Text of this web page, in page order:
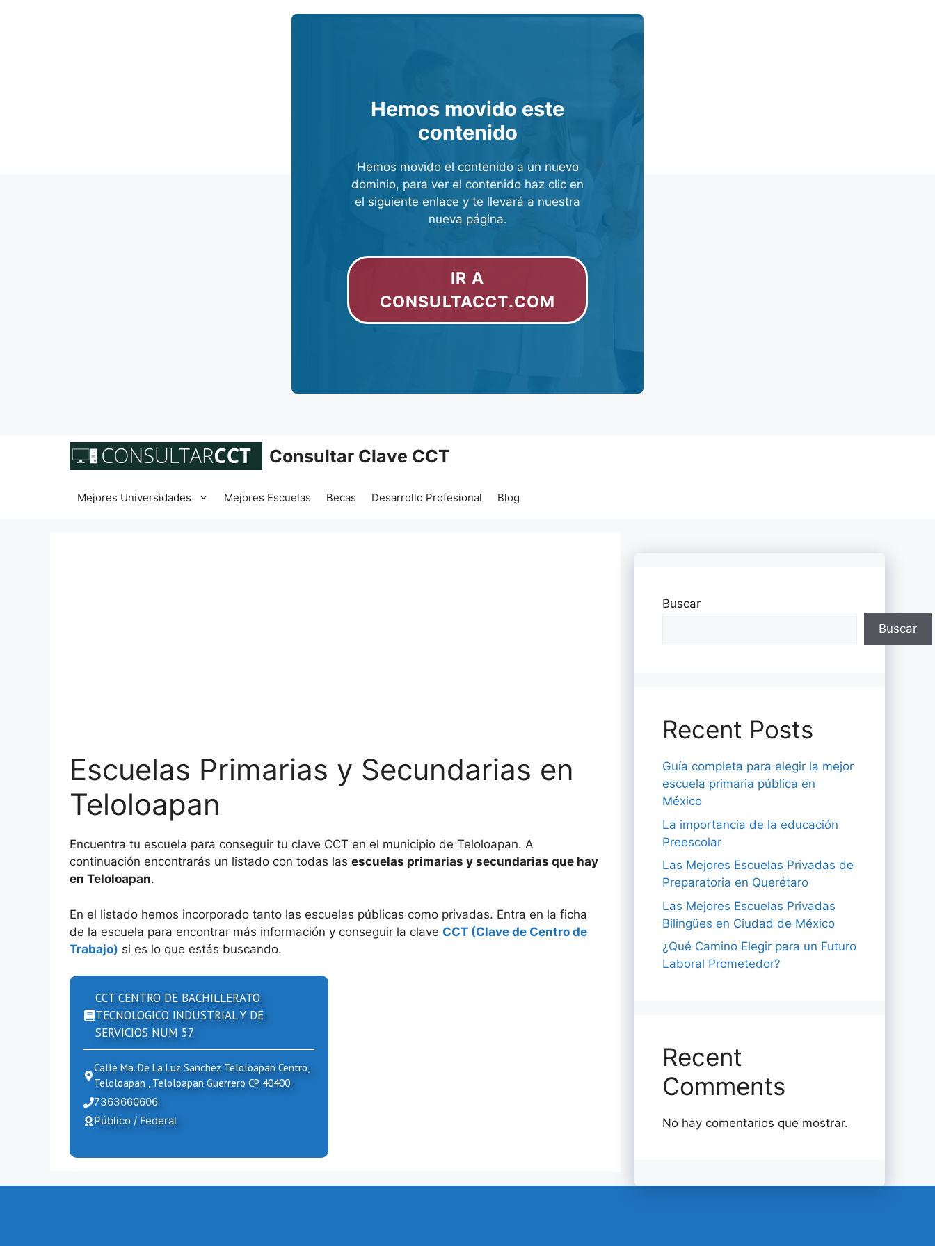
Hemos movido este
contenido
Hemos movido el contenido a un nuevo
dominio, para ver el contenido haz clic en
el siguiente enlace y te llevará a nuestra
nueva página.
IR A
CONSULTACCT.COM
Consultar Clave CCT
Mejores Universidades Mejores Escuelas Becas Desarrollo Profesional Blog
Escuelas Primarias y Secundarias en
Teloloapan
Encuentra tu escuela para conseguir tu clave CCT en el municipio de Teloloapan. A
continuación encontrarás un listado con todas las escuelas primarias y secundarias que hay
en Teloloapan.
En el listado hemos incorporado tanto las escuelas públicas como privadas. Entra en la ficha
de la escuela para encontrar más información y conseguir la clave CCT (Clave de Centro de
Trabajo) si es lo que estás buscando.
CCT CENTRO DE BACHILLERATO
TECNOLOGICO INDUSTRIAL Y DE
SERVICIOS NUM 57
Calle Ma. De La Luz Sanchez Teloloapan Centro,
Teloloapan , Teloloapan Guerrero CP. 40400
7363660606
Público / Federal
Buscar
Buscar
Recent Posts
Guía completa para elegir la mejor
escuela primaria pública en
México
La importancia de la educación
Preescolar
Las Mejores Escuelas Privadas de
Preparatoria en Querétaro
Las Mejores Escuelas Privadas
Bilingües en Ciudad de México
¿Qué Camino Elegir para un Futuro
Laboral Prometedor?
Recent
Comments
No hay comentarios que mostrar.